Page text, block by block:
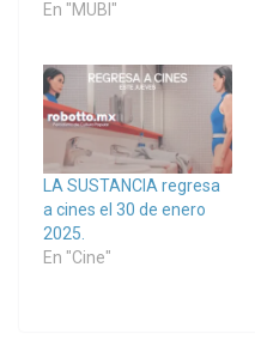
En "MUBI"
LA SUSTANCIA regresa
a cines el 30 de enero
2025.
En "Cine"